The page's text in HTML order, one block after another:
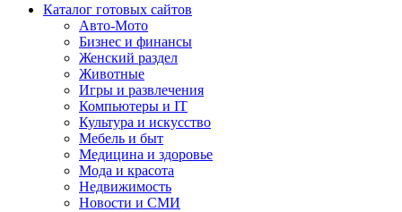
Каталог готовых сайтов
Авто-Мото
Бизнес и финансы
Женский раздел
Животные
Игры и развлечения
Компьютеры и IT
Культура и искусство
Мебель и быт
Медицина и здоровье
Мода и красота
Недвижимость
Новости и СМИ